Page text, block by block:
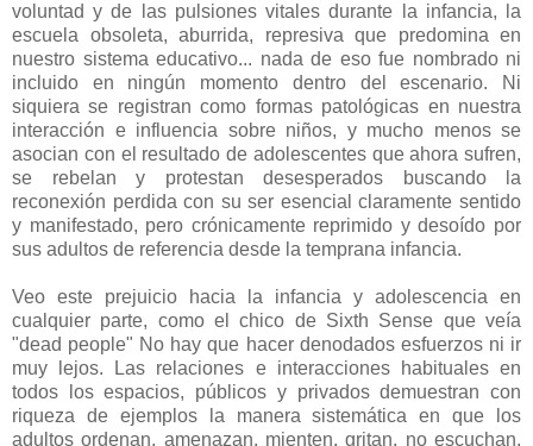
voluntad y de las pulsiones vitales durante la infancia, la
escuela obsoleta, aburrida, represiva que predomina en
nuestro sistema educativo... nada de eso fue nombrado ni
incluido en ningún momento dentro del escenario. Ni
siquiera se registran como formas patológicas en nuestra
interacción e influencia sobre niños, y mucho menos se
asocian con el resultado de adolescentes que ahora sufren,
se rebelan y protestan desesperados buscando la
reconexión perdida con su ser esencial claramente sentido
y manifestado, pero crónicamente reprimido y desoído por
sus adultos de referencia desde la temprana infancia.
Veo este prejuicio hacia la infancia y adolescencia en
cualquier parte, como el chico de Sixth Sense que veía
"dead people" No hay que hacer denodados esfuerzos ni ir
muy lejos. Las relaciones e interacciones habituales en
todos los espacios, públicos y privados demuestran con
riqueza de ejemplos la manera sistemática en que los
adultos ordenan, amenazan, mienten, gritan, no escuchan,